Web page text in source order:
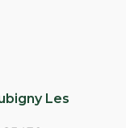
Les